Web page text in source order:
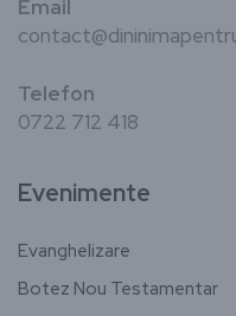
Email
Telefon
0722 712 418
Evenimente
Evanghelizare
Botez Nou Testamentar